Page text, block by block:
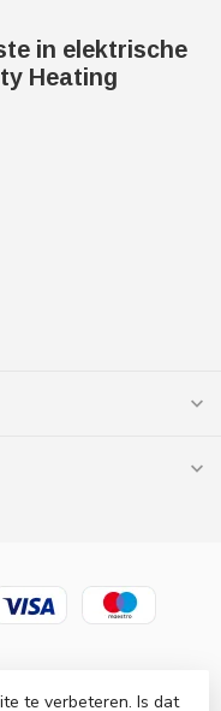
in elektrische
Heating
te verbeteren. Is dat